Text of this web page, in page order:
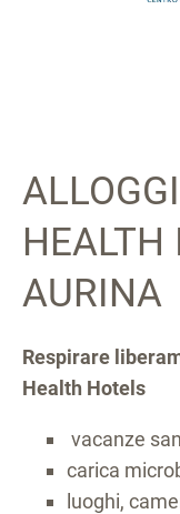
HEALTH
AURINA
Respirare
Health Hotels
vacanze
carica
luoghi,